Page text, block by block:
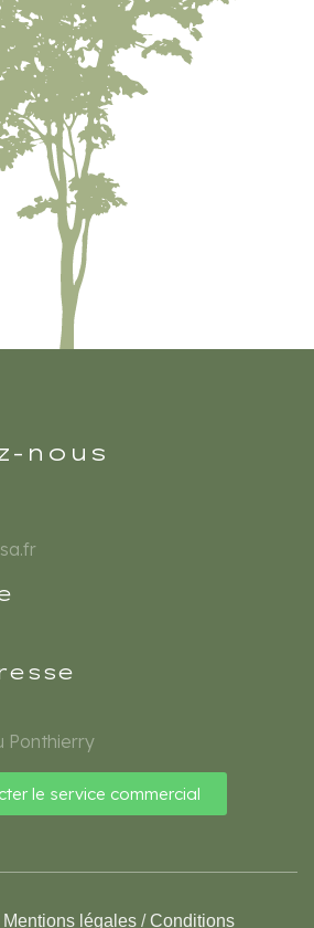
nous
Ponthierry
le service commercial
Mentions légales /Conditions